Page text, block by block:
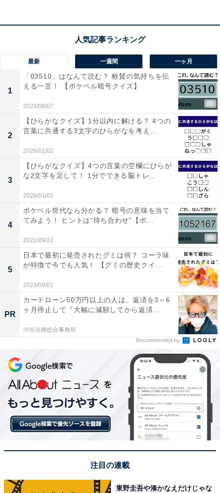
□に入るひらがなは？ 「事務や生活の道具」が
ヒント
1 2
最新 一週間 一ヶ月
1
「03510」はなんて読む？ 称賛の気持ちを伝
える一言！ 【ポケベル暗号クイズ】
2023/08/07
2
【ひらがなクイズ】1分以内に解ける？ 4つの
言葉に共通する3文字のひらがなを考え...
2026/01/02
3
【ひらがなクイズ】4つの言葉の空欄にひらが
な2文字を足して！ 1分でできる脳トレ...
2026/01/02
4
ポケベル世代なら分かる？ 暗号の意味を当て
てみよう！ ヒントは“待ち合わせ”【ポ...
2022/09/22
5
日本で最初に発売されたグミは何？ コーラ味
が特徴で今でも人気！ 【グミの歴史クイ...
2023/09/01
PR
カードローン50万円以上の人は、返済を3～6
ヶ月停止して『大幅に減額してから返済...
渋谷法務総合事務所
Recommended by
注目の連載
東野圭吾や湊かなえだけじゃな